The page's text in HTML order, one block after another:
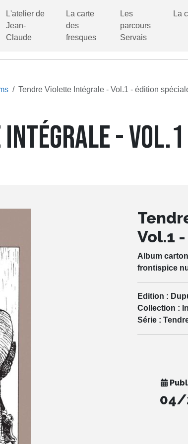
L'atelier de
Jean-
Claude
La carte
des
fresques
Les
parcours
Servais
La
Tendre Violette Intégrale - Vol.1 - édition
-
Vol.1
Album
frontispice
Edition :
Collection :
Série :
04/